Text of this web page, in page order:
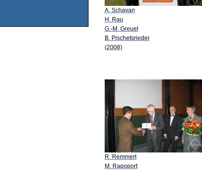
A. Schavan
H. Rau
G.-M. Greuel
B. Pischetsrieder
(2008)
R. Remmert
M. Rapoport